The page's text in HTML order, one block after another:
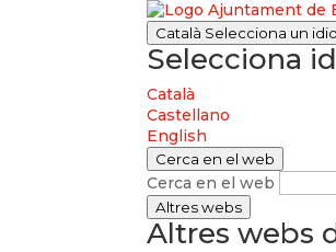
Català Selecciona un
Selecciona
Català
Castellano
English
Cerca en el web
Cerca en el web
Altres webs
Altres webs